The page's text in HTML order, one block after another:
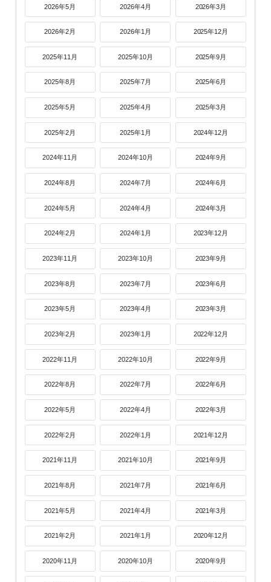
2026年5月 2026年4月 2026年3月
2026年2月 2026年1月 2025年12月
2025年11月 2025年10月 2025年9月
2025年8月 2025年7月 2025年6月
2025年5月 2025年4月 2025年3月
2025年2月 2025年1月 2024年12月
2024年11月 2024年10月 2024年9月
2024年8月 2024年7月 2024年6月
2024年5月 2024年4月 2024年3月
2024年2月 2024年1月 2023年12月
2023年11月 2023年10月 2023年9月
2023年8月 2023年7月 2023年6月
2023年5月 2023年4月 2023年3月
2023年2月 2023年1月 2022年12月
2022年11月 2022年10月 2022年9月
2022年8月 2022年7月 2022年6月
2022年5月 2022年4月 2022年3月
2022年2月 2022年1月 2021年12月
2021年11月 2021年10月 2021年9月
2021年8月 2021年7月 2021年6月
2021年5月 2021年4月 2021年3月
2021年2月 2021年1月 2020年12月
2020年11月 2020年10月 2020年9月